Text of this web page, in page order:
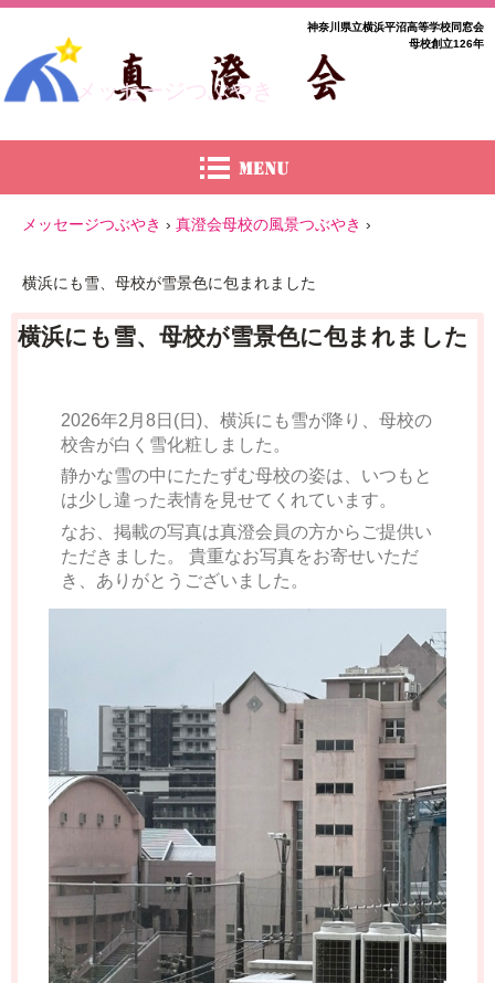
メッセージつぶやき
神奈川県立横浜平沼高等学校同窓会
母校創立126年
メッセージつぶやき › 真澄会母校の風景つぶやき ›
横浜にも雪、母校が雪景色に包まれました
横浜にも雪、母校が雪景色に包まれました
2026年2月8日(日)、横浜にも雪が降り、母校の
校舎が白く雪化粧しました。
静かな雪の中にたたずむ母校の姿は、いつもと
は少し違った表情を見せてくれています。
なお、掲載の写真は真澄会員の方からご提供い
ただきました。 貴重なお写真をお寄せいただ
き、ありがとうございました。